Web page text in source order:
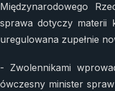
Międzynarodowego
sprawa dotyczy materii
uregulowana zupełnie
- Zwolennikami
ówczesny minister